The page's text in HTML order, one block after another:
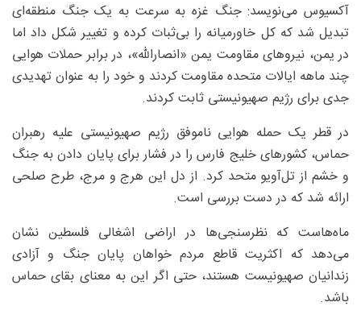
آکسیوس می‌نویسد: جنگ غزه به سرعت به یک جنگ منطقه‌ای
تبدیل شد که کل خاورمیانه را بی‌ثبات کرده و تغییر شکل داد اما
در یمن، نیروهای مقاومت یمن «انصارالله»، در برابر حملات هوایی
چند ماهه ایالات ‌متحده مقاومت کردند و خود را به عنوان تهدیدی
جدی برای رژیم صهیونیستی ثابت کردند.
در قطر یک حمله هوایی ناموفق رژیم صهیونیستی علیه رهبران
حماس، کشورهای خلیج فارس را در فشار برای پایان دادن به جنگ
و خشم از تل‌آویو متحد کرد. از دل این هرج و مرج، طرح صلحی
ارائه شد که در دست بررسی است.
ماه‌هاست که نظرسنجی‌ها در اراضی اشغالی فلسطین نشان
می‌دهد که اکثریت قاطع مردم خواهان پایان جنگ و آزادی
زندانیان صهیونیست هستند، حتی اگر این به معنای بقای حماس
باشد.